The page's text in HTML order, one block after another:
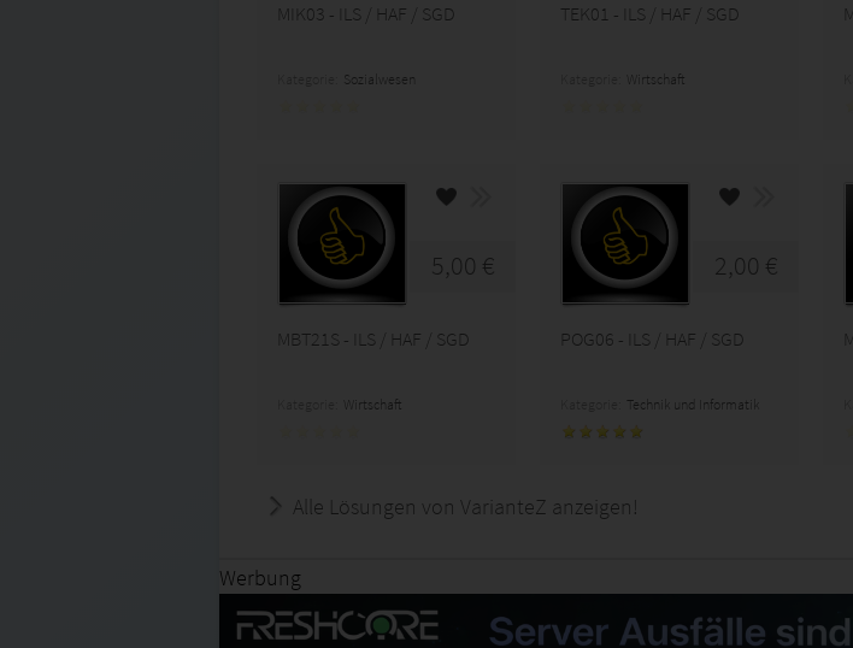
MIK03 - ILS / HAF / SGD
Sozialwesen
TEK01 - ILS / HAF / SGD
Wirtschaft
5,00 €
MBT21S - ILS / HAF / SGD
Wirtschaft
2,00 €
POG06 - ILS / HAF / SGD
Technik und Informatik
Alle Lösungen von VarianteZ anzeigen!
Werbung